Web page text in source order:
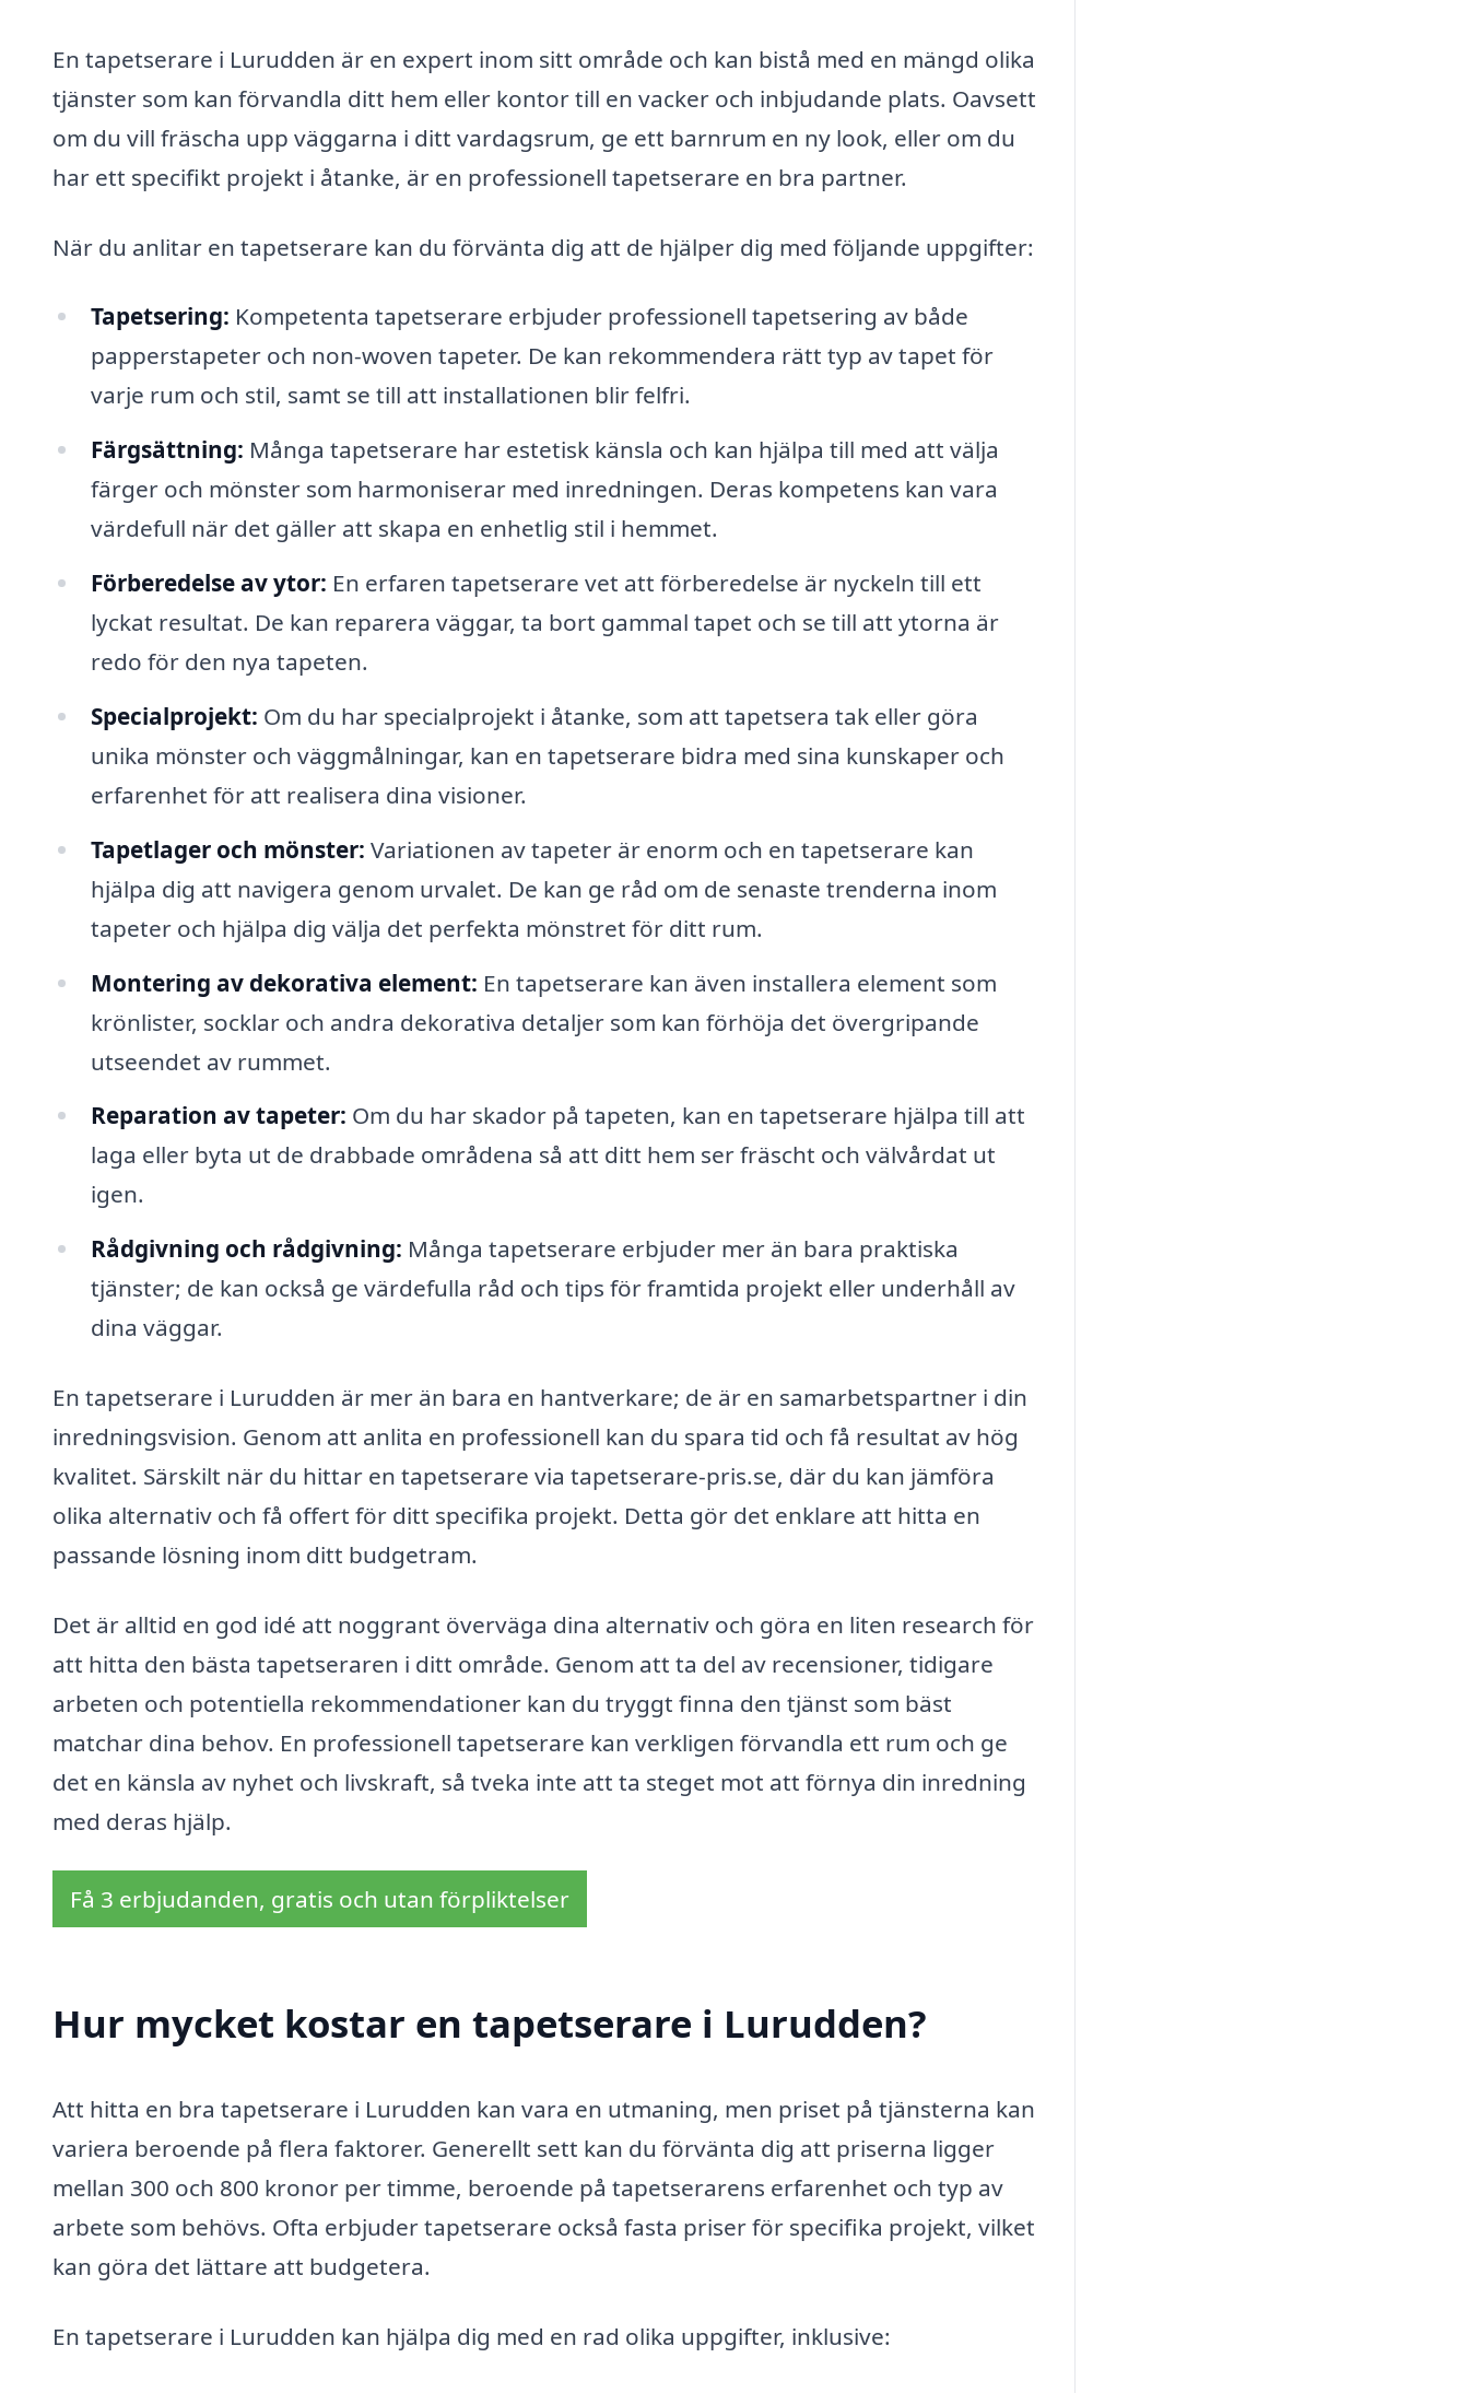
En tapetserare i Lurudden är en expert inom sitt område och kan bistå med en mängd olika
tjänster som kan förvandla ditt hem eller kontor till en vacker och inbjudande plats. Oavsett
om du vill fräscha upp väggarna i ditt vardagsrum, ge ett barnrum en ny look, eller om du
har ett specifikt projekt i åtanke, är en professionell tapetserare en bra partner.
När du anlitar en tapetserare kan du förvänta dig att de hjälper dig med följande uppgifter:
Tapetsering: Kompetenta tapetserare erbjuder professionell tapetsering av både
papperstapeter och non-woven tapeter. De kan rekommendera rätt typ av tapet för
varje rum och stil, samt se till att installationen blir felfri.
Färgsättning: Många tapetserare har estetisk känsla och kan hjälpa till med att välja
färger och mönster som harmoniserar med inredningen. Deras kompetens kan vara
värdefull när det gäller att skapa en enhetlig stil i hemmet.
Förberedelse av ytor: En erfaren tapetserare vet att förberedelse är nyckeln till ett
lyckat resultat. De kan reparera väggar, ta bort gammal tapet och se till att ytorna är
redo för den nya tapeten.
Specialprojekt: Om du har specialprojekt i åtanke, som att tapetsera tak eller göra
unika mönster och väggmålningar, kan en tapetserare bidra med sina kunskaper och
erfarenhet för att realisera dina visioner.
Tapetlager och mönster: Variationen av tapeter är enorm och en tapetserare kan
hjälpa dig att navigera genom urvalet. De kan ge råd om de senaste trenderna inom
tapeter och hjälpa dig välja det perfekta mönstret för ditt rum.
Montering av dekorativa element: En tapetserare kan även installera element som
krönlister, socklar och andra dekorativa detaljer som kan förhöja det övergripande
utseendet av rummet.
Reparation av tapeter: Om du har skador på tapeten, kan en tapetserare hjälpa till att
laga eller byta ut de drabbade områdena så att ditt hem ser fräscht och välvårdat ut
igen.
Rådgivning och rådgivning: Många tapetserare erbjuder mer än bara praktiska
tjänster; de kan också ge värdefulla råd och tips för framtida projekt eller underhåll av
dina väggar.
En tapetserare i Lurudden är mer än bara en hantverkare; de är en samarbetspartner i din
inredningsvision. Genom att anlita en professionell kan du spara tid och få resultat av hög
kvalitet. Särskilt när du hittar en tapetserare via tapetserare-pris.se, där du kan jämföra
olika alternativ och få offert för ditt specifika projekt. Detta gör det enklare att hitta en
passande lösning inom ditt budgetram.
Det är alltid en god idé att noggrant överväga dina alternativ och göra en liten research för
att hitta den bästa tapetseraren i ditt område. Genom att ta del av recensioner, tidigare
arbeten och potentiella rekommendationer kan du tryggt finna den tjänst som bäst
matchar dina behov. En professionell tapetserare kan verkligen förvandla ett rum och ge
det en känsla av nyhet och livskraft, så tveka inte att ta steget mot att förnya din inredning
med deras hjälp.
Få 3 erbjudanden, gratis och utan förpliktelser
Hur mycket kostar en tapetserare i Lurudden?
Att hitta en bra tapetserare i Lurudden kan vara en utmaning, men priset på tjänsterna kan
variera beroende på flera faktorer. Generellt sett kan du förvänta dig att priserna ligger
mellan 300 och 800 kronor per timme, beroende på tapetserarens erfarenhet och typ av
arbete som behövs. Ofta erbjuder tapetserare också fasta priser för specifika projekt, vilket
kan göra det lättare att budgetera.
En tapetserare i Lurudden kan hjälpa dig med en rad olika uppgifter, inklusive: